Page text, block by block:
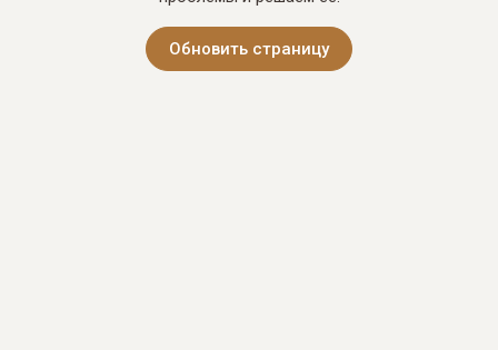
Обновить страницу